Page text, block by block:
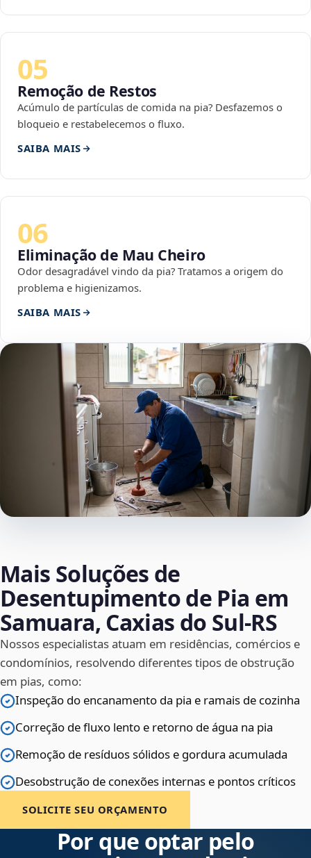
05
Remoção de Restos
Acúmulo de partículas de comida na pia? Desfazemos o
bloqueio e restabelecemos o fluxo.
SAIBA MAIS
06
Eliminação de Mau Cheiro
Odor desagradável vindo da pia? Tratamos a origem do
problema e higienizamos.
SAIBA MAIS
Mais Soluções de
Desentupimento de Pia em
Samuara, Caxias do Sul‑RS
Nossos especialistas atuam em residências, comércios e
condomínios, resolvendo diferentes tipos de obstrução
em pias, como:
Inspeção do encanamento da pia e ramais de cozinha
Correção de fluxo lento e retorno de água na pia
Remoção de resíduos sólidos e gordura acumulada
Desobstrução de conexões internas e pontos críticos
SOLICITE SEU ORÇAMENTO
Por que optar pelo